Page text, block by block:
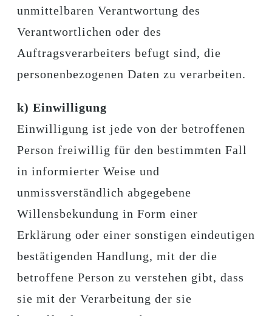
unmittelbaren Verantwortung des
Verantwortlichen oder des
Auftragsverarbeiters befugt sind, die
personenbezogenen Daten zu verarbeiten.
k) Einwilligung
Einwilligung ist jede von der betroffenen
Person freiwillig für den bestimmten Fall
in informierter Weise und
unmissverständlich abgegebene
Willensbekundung in Form einer
Erklärung oder einer sonstigen eindeutigen
bestätigenden Handlung, mit der die
betroffene Person zu verstehen gibt, dass
sie mit der Verarbeitung der sie